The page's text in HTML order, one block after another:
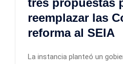
tres propuestas
reemplazar las
reforma al SEIA
La instancia planteó un